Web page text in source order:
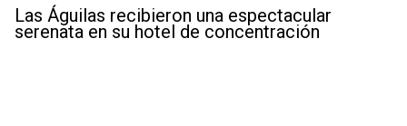
Las Águilas recibieron una espectacular
serenata en su hotel de concentración